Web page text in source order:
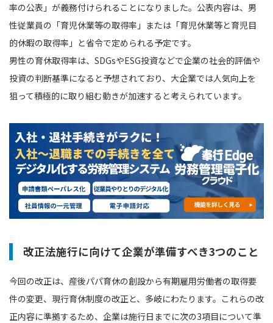
率の公表」が義務付けられることになりました。公表内容は、男
性従業員の「育児休業等の取得率」または「育児休業等と育児目
的休暇の取得率」と省令で定められる予定です。
男性の育休取得率は、SDGsやESG投資などで企業の社会的評価や
投資の判断基準になると予想されており、大企業では人気向上を
狙って積極的に取り組む動きが加速すると考えられています。
改正法施行に向けて企業が準備すべき3つのこと
今回の改正は、産後パパ育休の創設から有期雇用労働者の取得要
件の変更、現行育休制度の改正と、多岐にわたります。これらの改
正内容に準拠するため、企業は施行日までに次の3項目について準